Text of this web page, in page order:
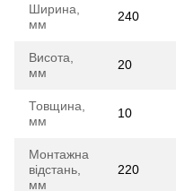
Ширина,
мм
240
Висота,
мм
20
Товщина,
мм
10
Монтажна
відстань,
мм
220